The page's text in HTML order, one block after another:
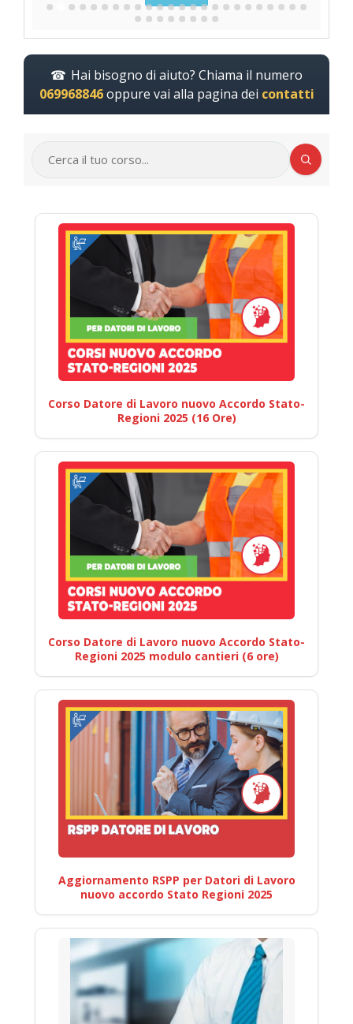
Hai bisogno di aiuto? Chiama il numero
069968846oppure vai alla pagina dei contatti
Corso Datore di Lavoro nuovo Accordo Stato-
Regioni 2025 (16 Ore)
Corso Datore di Lavoro nuovo Accordo Stato-
Regioni 2025 modulo cantieri (6 ore)
Aggiornamento RSPP per Datori di Lavoro
nuovo accordo Stato Regioni 2025